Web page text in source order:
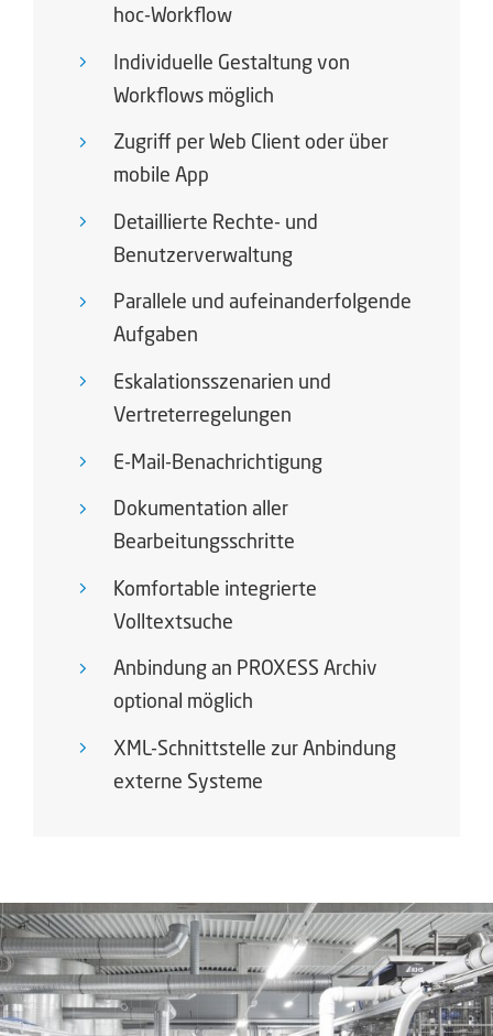
hoc-Workflow
Individuelle Gestaltung von
Workflows möglich
Zugriff per Web Client oder über
mobile App
Detaillierte Rechte- und
Benutzerverwaltung
Parallele und aufeinanderfolgende
Aufgaben
Eskalationsszenarien und
Vertreterregelungen
E-Mail-Benachrichtigung
Dokumentation aller
Bearbeitungsschritte
Komfortable integrierte
Volltextsuche
Anbindung an PROXESS Archiv
optional möglich
XML-Schnittstelle zur Anbindung
externe Systeme